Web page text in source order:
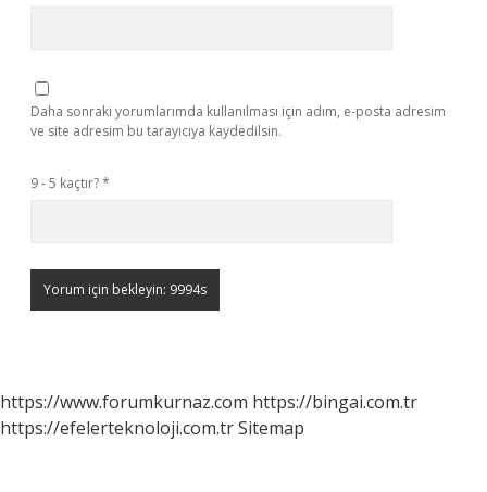
Daha sonraki yorumlarımda kullanılması için adım, e-posta adresim
ve site adresim bu tarayıcıya kaydedilsin.
9 - 5 kaçtır?*
https://www.forumkurnaz.com https://bingai.com.tr
https://efelerteknoloji.com.trSitemap